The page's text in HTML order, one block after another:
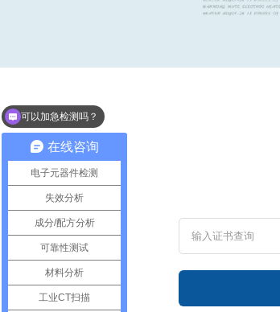
在线咨询
电子元器件检测
失效分析
成分/配方分析
可靠性测试
材料分析
工业CT扫描
你们检测周期需要几天？
可以加急检测吗？